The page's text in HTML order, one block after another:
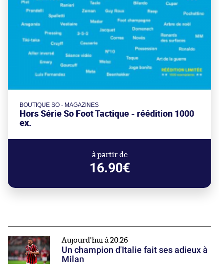
BOUTIQUE SO - MAGAZINES
Hors Série So Foot Tactique - réédition 1000
ex.
à partir de
16.90€
Aujourd'hui à 20:26
Un champion d'Italie fait ses adieux à
Milan